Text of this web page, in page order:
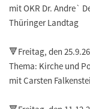
mit OKR Dr. Andre`
Thüringer Landtag
🔻Freitag, den
Thema: Kirche und
mit Carsten